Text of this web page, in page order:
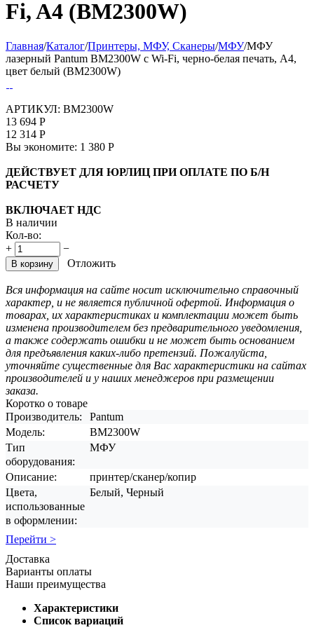
Fi, A4 (BM2300W)
Главная/Каталог/Принтеры, МФУ, Сканеры/МФУ/МФУ
лазерный Pantum BM2300W с Wi-Fi, черно-белая печать, A4,
цвет белый (BM2300W)
АРТИКУЛ: BM2300W
13 694 Р
12 314 Р
Вы экономите: 1 380 Р
ДЕЙСТВУЕТ ДЛЯ ЮРЛИЦ ПРИ ОПЛАТЕ ПО Б/Н
РАСЧЕТУ
ВКЛЮЧАЕТ НДС
В наличии
Кол-во:
+
−
В корзину Отложить
Вся информация на сайте носит исключительно справочный
характер, и не является публичной офертой. Информация о
товарах, их характеристиках и комплектации может быть
изменена производителем без предварительного уведомления,
а также содержать ошибки и не может быть основанием
для предъявления каких-либо претензий. Пожалуйста,
уточняйте существенные для Вас характеристики на сайтах
производителей и у наших менеджеров при размещении
заказа.
Коротко о товаре
Производитель:
Pantum
Модель:
BM2300W
Тип
оборудования:
МФУ
Описание:
принтер/сканер/копир
Цвета,
использованные
в оформлении:
Белый, Черный
Перейти >
Доставка
Варианты оплаты
Наши преимущества
Характеристики
Список вариаций